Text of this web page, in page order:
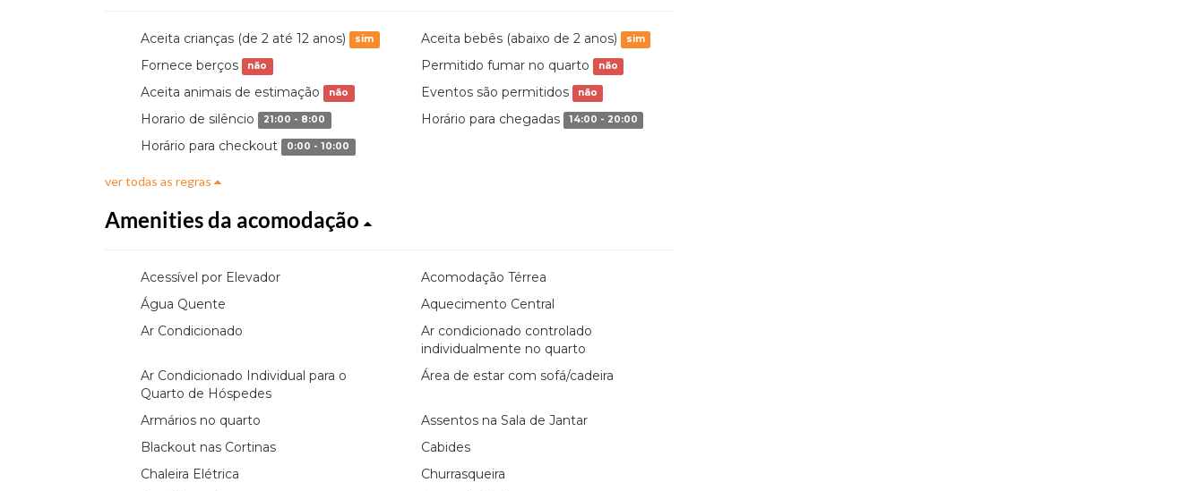
Aceita crianças (de 2 até 12 anos) sim Aceita bebês (abaixo de 2 anos) sim
Fornece berços não Permitido fumar no quarto não
Aceita animais de estimação não Eventos são permitidos não
Horario de silêncio 21:00 - 8:00 Horário para chegadas 14:00 - 20:00
Horário para checkout 0:00 - 10:00
ver todas as regras
Amenities da acomodação
Acessível por Elevador
Acomodação Térrea
Água Quente
Aquecimento Central
Ar Condicionado
Ar condicionado controlado
individualmente no quarto
Ar Condicionado Individual para o
Quarto de Hóspedes
Área de estar com sofá/cadeira
Armários no quarto
Assentos na Sala de Jantar
Blackout nas Cortinas
Cabides
Chaleira Elétrica
Churrasqueira